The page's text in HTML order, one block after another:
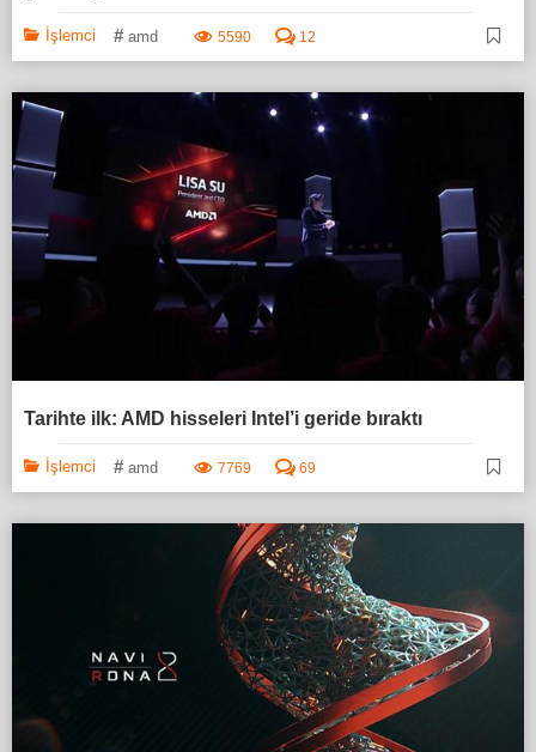
İşlemci # amd 5590 12
Tarihte ilk: AMD hisseleri Intel’i geride bıraktı
İşlemci # amd 7769 69